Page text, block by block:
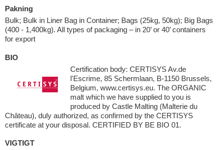
Pakning
Bulk; Bulk in Liner Bag in Container; Bags (25kg, 50kg); Big Bags
(400 - 1,400kg). All types of packaging – in 20’ or 40’ containers
for export
BIO
Certification body: CERTISYS Av.de
l'Escrime, 85 Schermlaan, B-1150 Brussels,
Belgium, www.certisys.eu. The ORGANIC
malt which we have supplied to you is
produced by Castle Malting (Malterie du
Château), duly authorized, as confirmed by the CERTISYS
certificate at your disposal. CERTIFIED BY BE BIO 01.
VIGTIGT